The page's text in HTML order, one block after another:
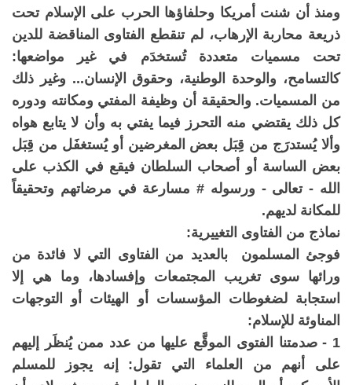
ومنذ أن شنت أمريكا وحلفاؤها الحرب على الإسلام تحت
ذريعة محاربة الإرهاب، لم تنقطع الفتاوى المناقضة للدين
تحت مسميات متعددة تُستخدَم في غير مواضعها:
كالتسامح، والوحدة الوطنية، وحقوق الإنسان... وغير ذلك
من المسميات. والحقيقة أن وظيفة المفتي ومكانته ودوره
كل ذلك يقتضي منه التحرز فيما يفتي به وأن لا يتابع هواه
وألا يُستدرَج من قِبَل بعض المغرضين أو يُستغفَل من قِبَل
بعض الساسة أو أصحاب السلطان فيقع في الكذب على
الله - تعالى - ورسوله # مسارعة في مرضاتهم وتحقيقاً
للمكانة لديهم.
نماذج من الفتاوى التغييرية:
فوجئ المسلمون بالعديد من الفتاوى التي لا فائدة من
ورائها سوى تغريب المجتمعات وإفسادها، وما هي إلا
استجابة لضغوطات المؤسسات أو الهيئات أو التوجهات
المناوئة للإسلام:
1 - صدمتنا الفتوى الموقَّع عليها من عدد ممن يُنظَر إليهم
على أنهم من العلماء التي تقول: إنه يجوز للمسلم